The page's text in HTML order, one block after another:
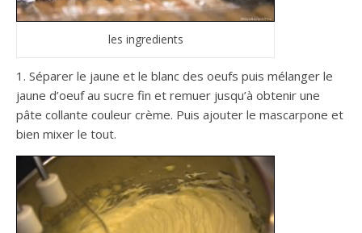
les ingredients
1. Séparer le jaune et le blanc des oeufs puis mélanger le
jaune d’oeuf au sucre fin et remuer jusqu’à obtenir une
pâte collante couleur crème. Puis ajouter le mascarpone et
bien mixer le tout.